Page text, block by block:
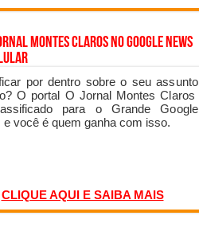
Montes Claros no Google News
por dentro sobre o seu assunto
O portal O Jornal Montes Claros
para o Grande Google
e você é quem ganha com isso.
CLIQUE AQUI E SAIBA MAIS